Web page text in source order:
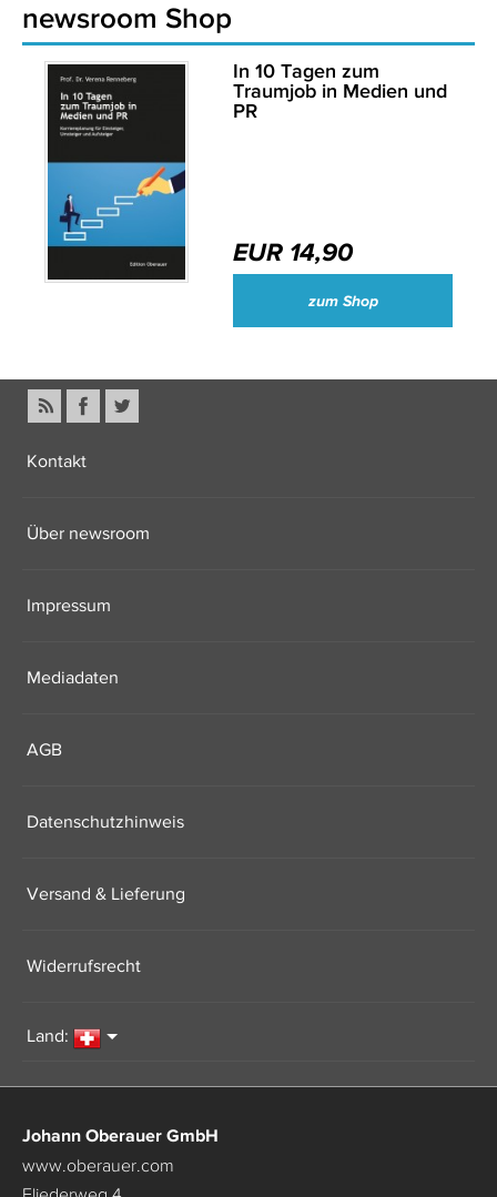
newsroom Shop
In 10 Tagen zum
Traumjob in Medien und
PR
EUR 14,90
zum Shop
Kontakt
Über newsroom
Impressum
Mediadaten
AGB
Datenschutzhinweis
Versand & Lieferung
Widerrufsrecht
Land:
Johann Oberauer GmbH
www.oberauer.com